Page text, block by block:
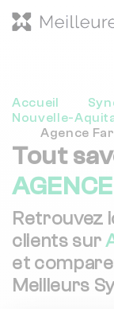
Accueil
Nouvelle-
Agence
Tout
Retrouvez
clients sur
et
Meilleurs